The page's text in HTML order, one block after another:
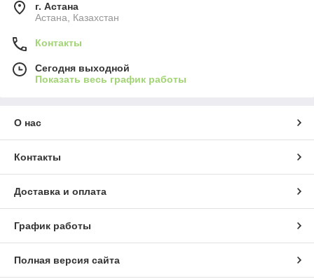
г. Астана
Астана, Казахстан
Контакты
Сегодня выходной
Показать весь график работы
О нас
Контакты
Доставка и оплата
График работы
Полная версия сайта